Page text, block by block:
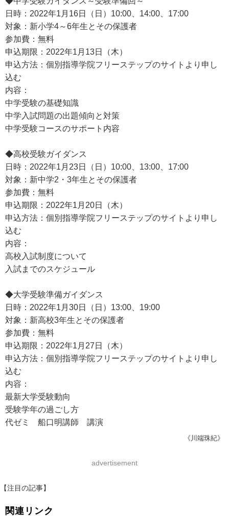
日時：2022年1月16日（日）10:00、14:00、17:00
対象：新小学4～6年生とその保護者
参加費：無料
申込期限：2022年1月13日（木）
申込方法：個別指導学院フリーステップのサイトより申し
込む
内容：
中学受験の基礎知識
中学入試問題の出題傾向と対策
中学受験コースのサポート内容
◆高校受験ガイダンス
日時：2022年1月23日（日）10:00、13:00、17:00
対象：新中学2・3年生とその保護者
参加費：無料
申込期限：2022年1月20日（木）
申込方法：個別指導学院フリーステップのサイトより申し
込む
内容：
高校入試制度について
入試までのスケジュール
◆大学受験準備ガイダンス
日時：2022年1月30日（日）13:00、19:00
対象：新高校3年生とその保護者
参加費：無料
申込期限：2022年1月27日（木）
申込方法：個別指導学院フリーステップのサイトより申し
込む
内容：
最新大学受験動向
受験学年の過ごし方
代ゼミ 船口明講師 講演
《川端珠紀》
advertisement
【注目の記事】
関連リンク